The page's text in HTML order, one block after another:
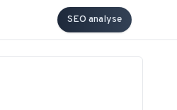
SEO analyse